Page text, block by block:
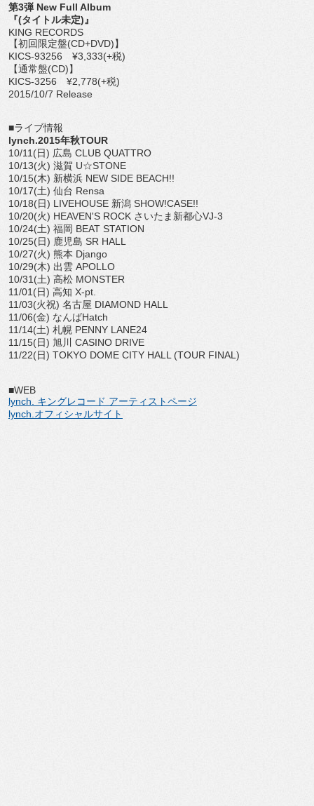
第3弾 New Full Album
『(タイトル未定)』
KING RECORDS
【初回限定盤(CD+DVD)】
KICS-93256 ¥3,333(+税)
【通常盤(CD)】
KICS-3256 ¥2,778(+税)
2015/10/7 Release
■ライブ情報
lynch.2015年秋TOUR
10/11(日) 広島 CLUB QUATTRO
10/13(火) 滋賀 U☆STONE
10/15(木) 新横浜 NEW SIDE BEACH!!
10/17(土) 仙台 Rensa
10/18(日) LIVEHOUSE 新潟 SHOW!CASE!!
10/20(火) HEAVEN'S ROCK さいたま新都心VJ-3
10/24(土) 福岡 BEAT STATION
10/25(日) 鹿児島 SR HALL
10/27(火) 熊本 Django
10/29(木) 出雲 APOLLO
10/31(土) 高松 MONSTER
11/01(日) 高知 X-pt.
11/03(火祝) 名古屋 DIAMOND HALL
11/06(金) なんばHatch
11/14(土) 札幌 PENNY LANE24
11/15(日) 旭川 CASINO DRIVE
11/22(日) TOKYO DOME CITY HALL (TOUR FINAL)
■WEB
lynch. キングレコード アーティストページ
lynch.オフィシャルサイト